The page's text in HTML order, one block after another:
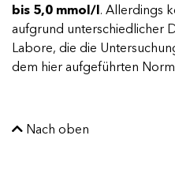
bis 5,0 mmol/l. Allerdings
aufgrund unterschiedlicher
Labore, die die
dem hier aufgeführten
Nach oben